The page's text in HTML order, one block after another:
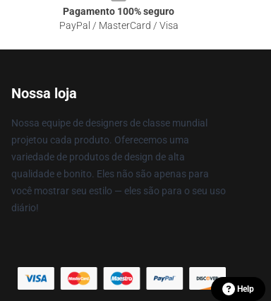
Pagamento 100% seguro
PayPal / MasterCard / Visa
Nossa loja
Nossa equipe de designers de classe mundial
projetou cada produto. Oferecemos uma
variedade de produtos de design de alta
qualidade e bonito. Eles não são apenas para
você mostrar seu estilo — eles são para o seu uso
diário!
Help